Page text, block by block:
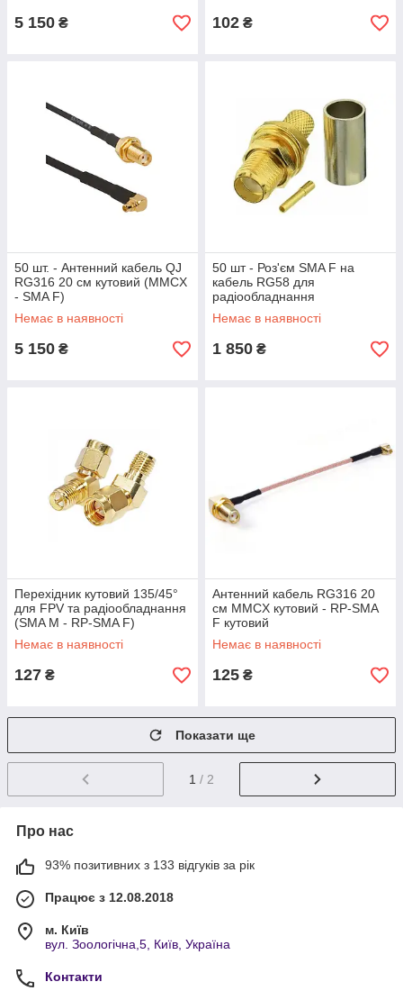
5 150 ₴ 102 ₴
50 шт. - Антенний кабель QJ
RG316 20 см кутовий (MMCX
- SMA F)
Немає в наявності
5 150 ₴
50 шт - Роз'єм SMA F на
кабель RG58 для
радіообладнання
Немає в наявності
1 850 ₴
Перехідник кутовий 135/45°
для FPV та радіообладнання
(SMA M - RP-SMA F)
Немає в наявності
127 ₴
Антенний кабель RG316 20
см MMCX кутовий - RP-SMA
F кутовий
Немає в наявності
125 ₴
Показати ще
1 / 2
Про нас
93% позитивних з 133 відгуків за рік
Працює з 12.08.2018
м. Київ
вул. Зоологічна,5, Київ, Україна
Контакти